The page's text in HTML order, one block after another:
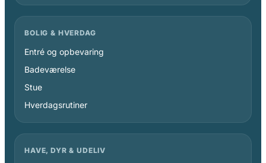
BOLIG & HVERDAG
Entré og opbevaring
Badeværelse
Stue
Hverdagsrutiner
HAVE, DYR & UDELIV